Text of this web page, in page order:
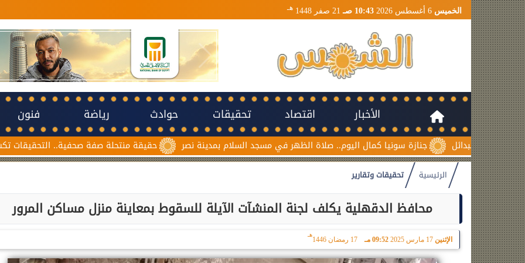
الخميس 10:43 صـ 21 صفر 1448 هـ
الأخبار اقتصاد تحقيقات حوادث رياضة فنون
حقيقة منتحلة صفة صحفية.. التحقيقات تكشف سبب جنازة سونيا كمال اليوم.. صلاة الظهر في مسجد السلام بمدينة نصر
الرئيسية تحقيقات وتقارير
محافظ الدقهلية يكلف لجنة المنشآت الآيلة للسقوط بمعاينة منزل مساكن المرور
الإثنين 17 مارس 2025 09:52 مـ 17 رمضان 1446
هـ